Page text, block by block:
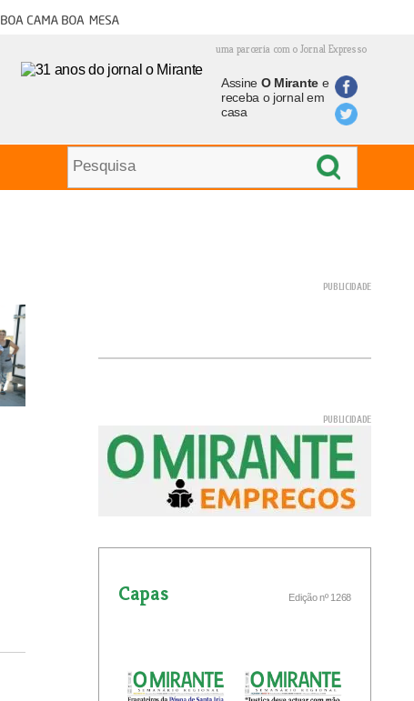
Boa cama boa mesa
uma parceria com o Jornal Expresso
Assine O Mirantee
receba o jornal em
casa
Capas Edição nº 1268